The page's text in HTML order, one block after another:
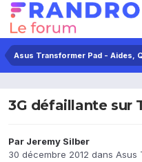
Asus Transformer Pad - Aides,
3G défaillante sur
Par Jeremy Silber
30 décembre 2012 dans Asus